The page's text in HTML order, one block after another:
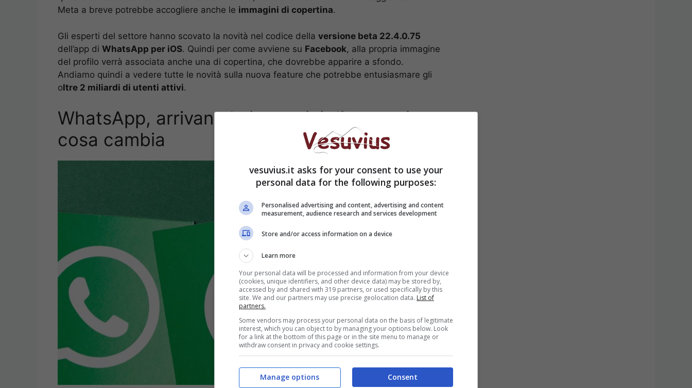
Meta a breve potrebbe accogliere anche le immagini di copertina.
Gli esperti del settore hanno scovato la novità nel codice della versione beta 22.4.0.75
dell’app di WhatsApp per iOS. Quindi per come avviene su Facebook, alla propria immagine
del profilo verrà associata anche una di copertina, che dovrebbe apparire a sfondo.
Andiamo quindi a vedere tutte le novità sulla nuova feature che potrebbe entusiasmare gli
oltre 2 miliardi di utenti attivi.
WhatsApp, arrivano le immagini di copertina:
cosa cambia
vesuvius.it asks for your consent to use your
personal data for the following purposes:
Personalised advertising and content, advertising and content
measurement, audience research and services development
Store and/or access information on a device
Learn more
Your personal data will be processed and information from your device
(cookies, unique identifiers, and other device data) may be stored by,
accessed by and shared with 319 partners, or used specifically by this
site. We and our partners may use precise geolocation data. List of
partners.
Some vendors may process your personal data on the basis of legitimate
interest, which you can object to by managing your options below. Look
for a link at the bottom of this page or in the site menu to manage or
withdraw consent in privacy and cookie settings.
Consent
Manage options